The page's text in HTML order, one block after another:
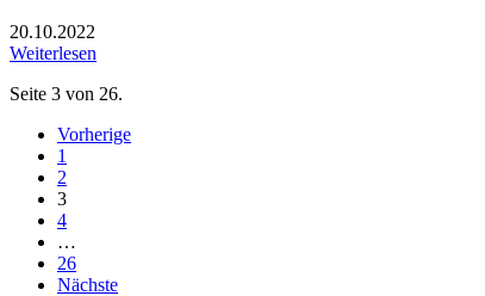
20.10.2022
Weiterlesen
Seite 3 von 26.
Vorherige
1
2
3
4
…
26
Nächste